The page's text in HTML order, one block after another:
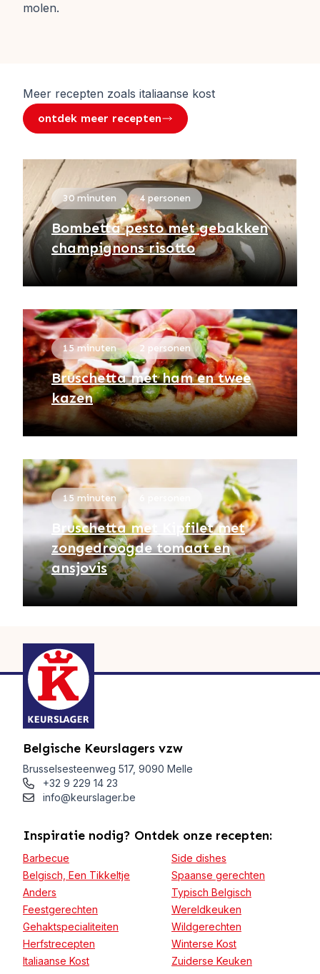
molen.
Meer recepten zoals italiaanse kost
ontdek meer recepten
30 minuten 4 personen
Bombetta pesto met gebakken
champignons risotto
15 minuten 2 personen
Bruschetta met ham en twee
kazen
15 minuten
Bruschetta met Kipfilet met
zongedroogde tomaat en
ansjovis
Belgische Keurslagers vzw
Brusselsesteenweg 517, 9090 Melle
+32 9 229 14 23
info@keurslager.be
Inspiratie nodig? Ontdek onze recepten:
Barbecue
Belgisch, Een Tikkeltje
Anders
Feestgerechten
Gehaktspecialiteiten
Herfstrecepten
Italiaanse Kost
Side dishes
Spaanse gerechten
Typisch Belgisch
Wereldkeuken
Wildgerechten
Winterse Kost
Zuiderse Keuken